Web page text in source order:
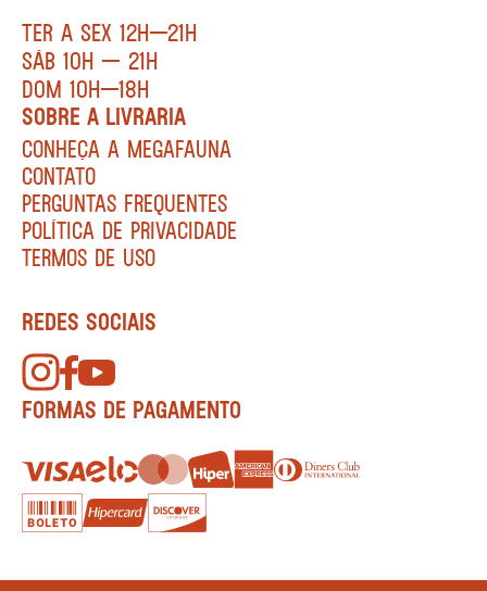
TER A SEX 12H—21H
SÁB 10H — 21H
DOM 10H—18H
SOBRE A LIVRARIA
CONHEÇA A MEGAFAUNA
CONTATO
PERGUNTAS FREQUENTES
POLÍTICA DE PRIVACIDADE
TERMOS DE USO
REDES SOCIAIS
FORMAS DE PAGAMENTO